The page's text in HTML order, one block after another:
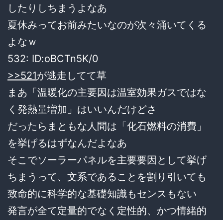
したりしちまうよなあ
夏休みってお前みたいなのが次々涌いてくる
よなｗ
532: ID:oBCTn5K/0
>>521が逃走してて草
まあ「温暖化の主要因は温室効果ガスではな
く発熱量増加」はいいんだけどさ
だったらまともな人間は「化石燃料の消費」
を挙げるはずなんだよなあ
そこでソーラーパネルを主要要因として挙げ
ちまうって、文系であることを割り引いても
致命的に科学的な基礎知識もセンスもない
発言が全て定量的でなく定性的、かつ情緒的